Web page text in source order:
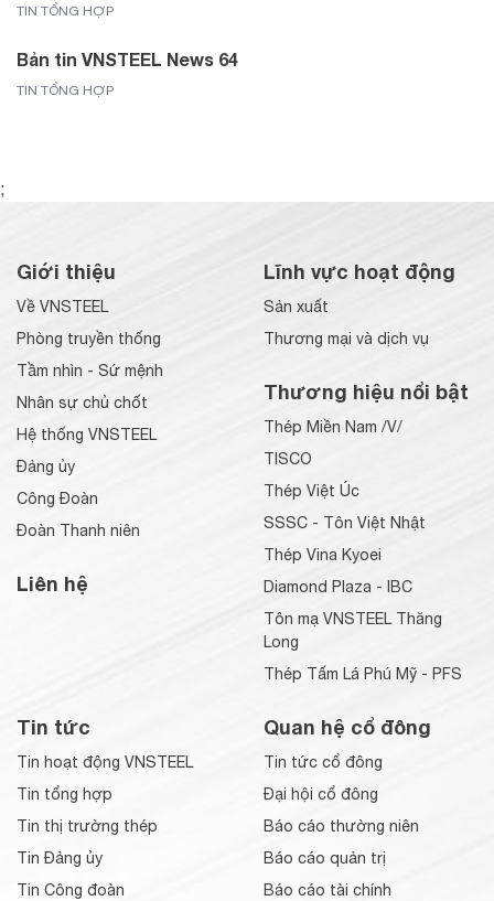
TIN TỔNG HỢP
Bản tin VNSTEEL News 64
TIN TỔNG HỢP
;
Giới thiệu
Về VNSTEEL
Phòng truyền thống
Tầm nhìn - Sứ mệnh
Nhân sự chủ chốt
Hệ thống VNSTEEL
Đảng ủy
Công Đoàn
Đoàn Thanh niên
Liên hệ
Lĩnh vực hoạt động
Sản xuất
Thương mại và dịch vụ
Thương hiệu nổi bật
Thép Miền Nam /V/
TISCO
Thép Việt Úc
SSSC - Tôn Việt Nhật
Thép Vina Kyoei
Diamond Plaza - IBC
Tôn mạ VNSTEEL Thăng
Long
Thép Tấm Lá Phú Mỹ - PFS
Tin tức
Tin hoạt động VNSTEEL
Tin tổng hợp
Tin thị trường thép
Tin Đảng ủy
Tin Công đoàn
Quan hệ cổ đông
Tin tức cổ đông
Đại hội cổ đông
Báo cáo thường niên
Báo cáo quản trị
Báo cáo tài chính